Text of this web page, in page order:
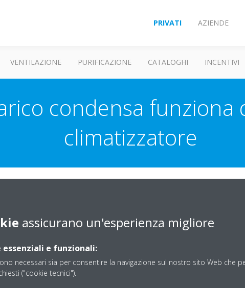
PRIVATI AZIENDE
VENTILAZIONE PURIFICAZIONE CATALOGHI INCENTIVI
condensa
climatizzatore
la pompa di scarico continua a funzionare per qualche minuto per
cui confluisce la condensa).
assicurano un'esperienza migliore
essenziali e funzionali:
necessari sia per consentire la navigazione sul nostro sito Web che
("cookie tecnici").